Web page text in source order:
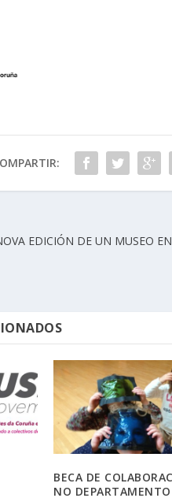
EDICIÓN DE UN MUSEO EN
BECA DE
NO